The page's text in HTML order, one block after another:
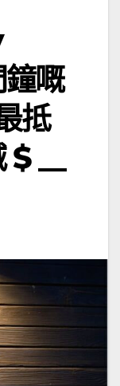
嘅
抵
__